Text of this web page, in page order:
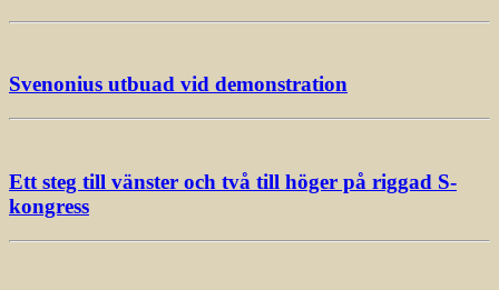
Svenonius utbuad vid demonstration
Ett steg till vänster och två till höger på riggad S-
kongress